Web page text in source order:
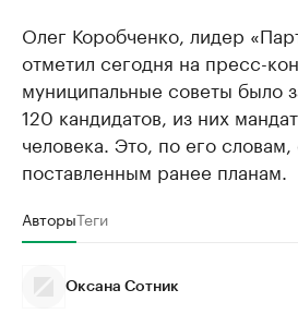
Олег Коробченко, лидер
отметил сегодня на пресс-
муниципальные советы было
120 кандидатов, из них
человека. Это, по его словам,
поставленным ранее планам.
АвторыТеги
Оксана Сотник